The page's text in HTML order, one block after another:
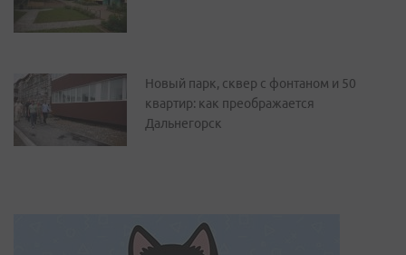
Новый парк, сквер с фонтаном и 50
квартир: как преображается
Дальнегорск